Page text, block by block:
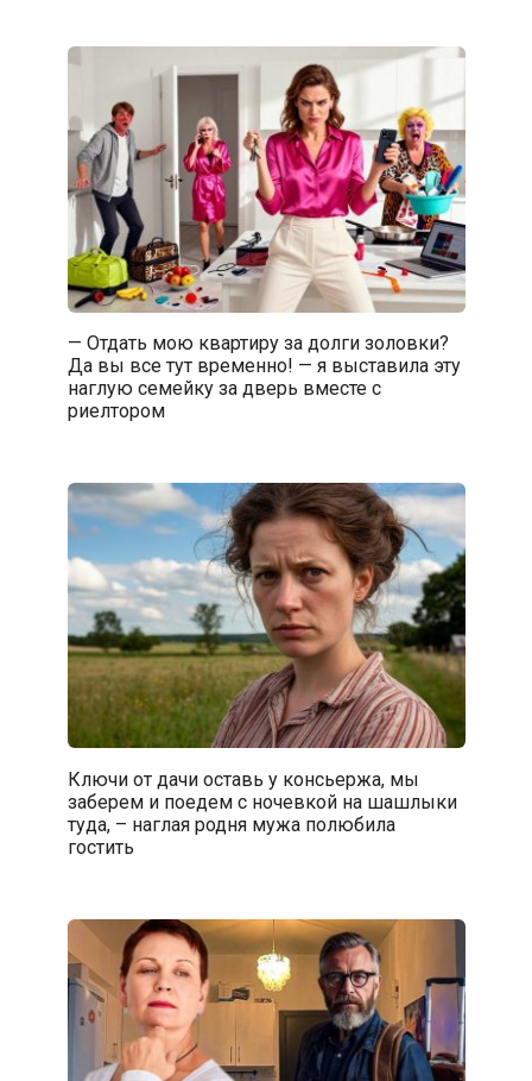
— Отдать мою квартиру за долги золовки?
Да вы все тут временно! — я выставила эту
наглую семейку за дверь вместе с
риелтором
Ключи от дачи оставь у консьержа, мы
заберем и поедем с ночевкой на шашлыки
туда, – наглая родня мужа полюбила
гостить